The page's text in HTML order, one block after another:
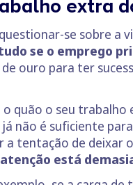
extra
se sobre a
se o emprego
ouro para ter
quão o seu
não é suficiente
tentação de deixar
está